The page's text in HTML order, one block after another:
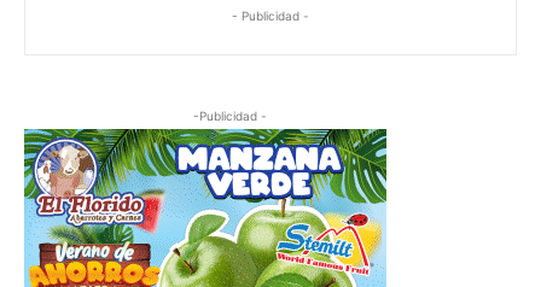
- Publicidad -
-Publicidad -